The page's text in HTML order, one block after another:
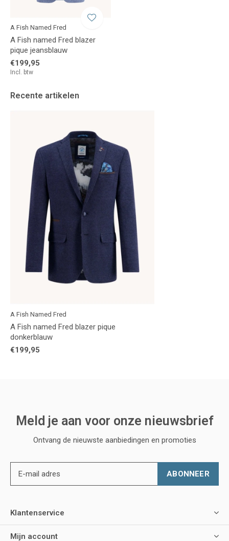
A Fish Named Fred
A Fish named Fred blazer
pique jeansblauw
€199,95
Incl. btw
Recente artikelen
A Fish Named Fred
A Fish named Fred blazer pique
donkerblauw
€199,95
Meld je aan voor onze nieuwsbrief
Ontvang de nieuwste aanbiedingen en promoties
ABONNEER
Klantenservice
Mijn account